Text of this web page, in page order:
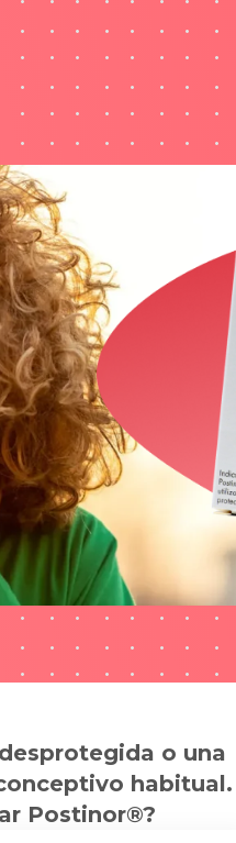
o una
habitual.
Postinor®?